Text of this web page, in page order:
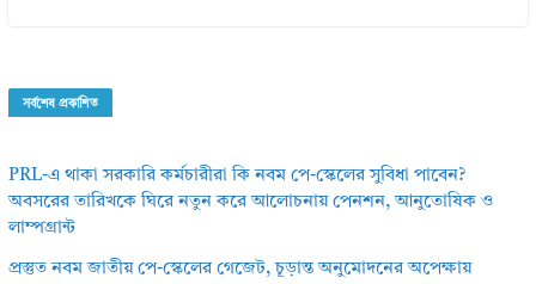
সর্বশেষ প্রকাশিত
PRL-এ থাকা সরকারি কর্মচারীরা কি নবম পে-স্কেলের সুবিধা পাবেন?
অবসরের তারিখকে ঘিরে নতুন করে আলোচনায় পেনশন, আনুতোষিক ও
লাম্পগ্রান্ট
প্রস্তুত নবম জাতীয় পে-স্কেলের গেজেট, চূড়ান্ত অনুমোদনের অপেক্ষায়